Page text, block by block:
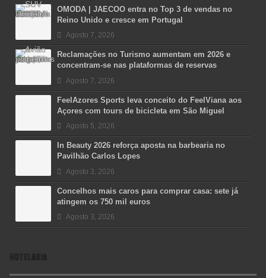
OMODA | JAECOO entra no Top 3 de vendas no
Reino Unido e cresce em Portugal
Agosto 7, 2026
Reclamações no Turismo aumentam em 2026 e
concentram-se nas plataformas de reservas
Agosto 7, 2026
FeelAzores Sports leva conceito do FeelViana aos
Açores com tours de bicicleta em São Miguel
Agosto 5, 2026
In Beauty 2026 reforça aposta na barbearia no
Pavilhão Carlos Lopes
Agosto 3, 2026
Concelhos mais caros para comprar casa: sete já
atingem os 750 mil euros
Agosto 3, 2026
HOTELARIA